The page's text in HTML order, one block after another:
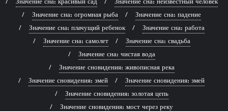
Значение сна: огромная рыба
Значение сна: падение
Значение сна: плачущий ребенок
Значение сна: работа
Значение сна: самолет
Значение сна: свадьба
Значение сна: чистая вода
Значение сновидения: живописная река
Значение сновидения: змей
Значение сновидения: змей
Значение сновидения: золотая цепь
Значение сновидения: мост через реку